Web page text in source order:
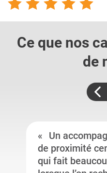
Ce que nos
de
Un
de proximité
qui fait